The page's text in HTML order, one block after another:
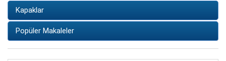
Kapaklar
Popüler Makaleler